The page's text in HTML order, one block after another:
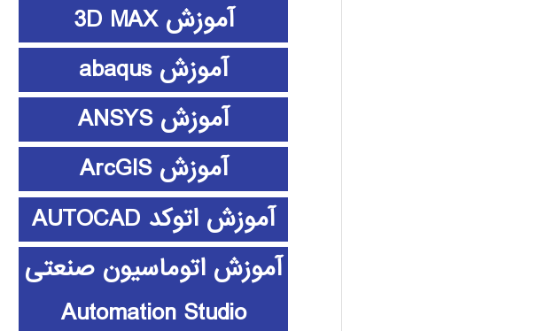
آموزش 3D MAX
آموزش abaqus
آموزش ANSYS
آموزش ArcGIS
آموزش اتوکد AUTOCAD
آموزش اتوماسیون صنعتی
Automation Studio